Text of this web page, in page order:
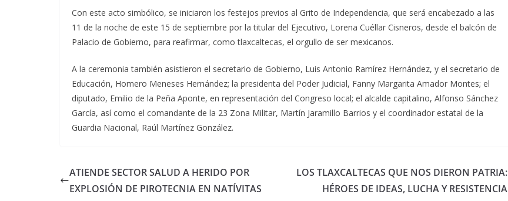
Con este acto simbólico, se iniciaron los festejos previos al Grito de Independencia, que será encabezado a las
11 de la noche de este 15 de septiembre por la titular del Ejecutivo, Lorena Cuéllar Cisneros, desde el balcón de
Palacio de Gobierno, para reafirmar, como tlaxcaltecas, el orgullo de ser mexicanos.
A la ceremonia también asistieron el secretario de Gobierno, Luis Antonio Ramírez Hernández, y el secretario de
Educación, Homero Meneses Hernández; la presidenta del Poder Judicial, Fanny Margarita Amador Montes; el
diputado, Emilio de la Peña Aponte, en representación del Congreso local; el alcalde capitalino, Alfonso Sánchez
García, así como el comandante de la 23 Zona Militar, Martín Jaramillo Barrios y el coordinador estatal de la
Guardia Nacional, Raúl Martínez González.
ATIENDE SECTOR SALUD A HERIDO POR
EXPLOSIÓN DE PIROTECNIA EN NATÍVITAS
LOS TLAXCALTECAS QUE NOS DIERON PATRIA:
HÉROES DE IDEAS, LUCHA Y RESISTENCIA